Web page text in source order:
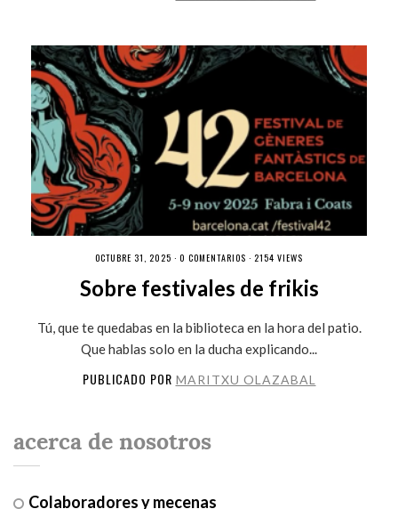
OCTUBRE 31, 2025 · 0 COMENTARIOS · 2154 VIEWS
Sobre festivales de frikis
Tú, que te quedabas en la biblioteca en la hora del patio.
Que hablas solo en la ducha explicando...
PUBLICADO POR MARITXU OLAZABAL
acerca de nosotros
Colaboradores y mecenas